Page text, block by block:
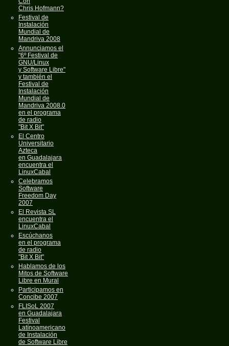
Chris Hofmann?
Festival de
Instalación
Mundial de
Mandriva 2008
Annunciamos el
"6º Festival de
GNU/Linux
y Software Libre"
y también el
Festival de
Instalación
Mundial de
Mandriva 2008.0
en el programa
de radio
"Bit X Bit"
El Centro
Universitario
Azteca
en Guadalajara
encuentra el
LinuxCabal
Celebramos
Software
Freedom Day
2007
El Revista SL
encuentra el
LinuxCabal
Escúchanos
en el programa
de radio
"Bit X Bit"
Hablamos de los
Mitos de Software
Libre en Mural
Participamos en
Concibe 2007
FLISoL 2007
en Guadalajara
Festival
Latínoamericano
de Instalación
de Software Libre